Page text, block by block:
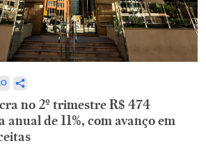
no 2º trimestre R$ 474
anual de 11%, com avanço em